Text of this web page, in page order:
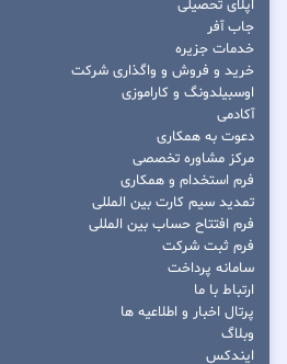
اپلای تحصیلی
جاب آفر
خدمات جزیره
خرید و فروش و واگذاری شرکت
اوسبیلدونگ و کاراموزی
آکادمی
دعوت به همکاری
مرکز مشاوره تخصصی
فرم استخدام و همکاری
تمدید سیم کارت بین المللی
فرم افتتاح حساب بین المللی
فرم ثبت شرکت
سامانه پرداخت
ارتباط با ما
پرتال اخبار و اطلاعیه ها
وبلاگ
ایندکس